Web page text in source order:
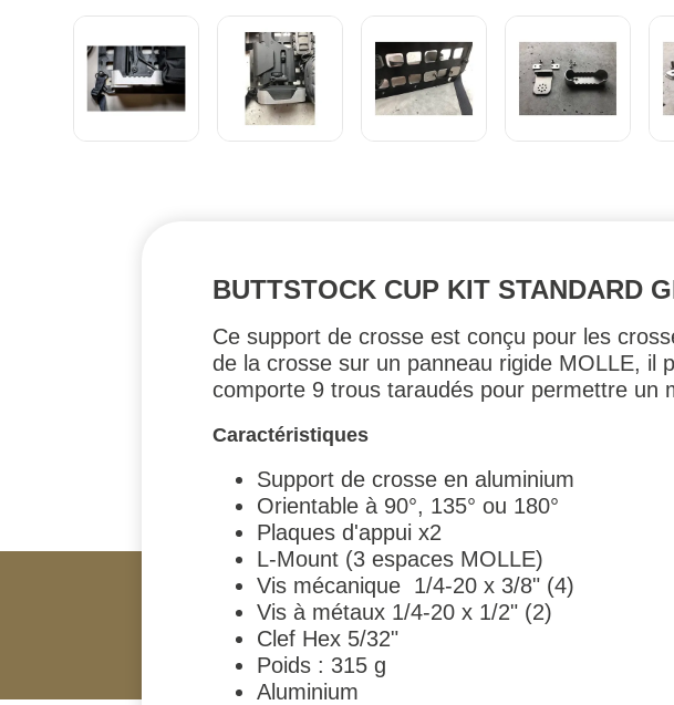
BUTTSTOCK CUP KIT STANDARD
Ce support de crosse est conçu pour les
de la crosse sur un panneau rigide MOLLE, il
comporte 9 trous taraudés pour permettre un
Caractéristiques
Support de crosse en aluminium
Orientable à 90°, 135° ou 180°
Plaques d'appui x2
L-Mount (3 espaces MOLLE)
Vis mécanique 1/4-20 x 3/8" (4)
Vis à métaux 1/4-20 x 1/2" (2)
Clef Hex 5/32"
Poids : 315 g
Aluminium